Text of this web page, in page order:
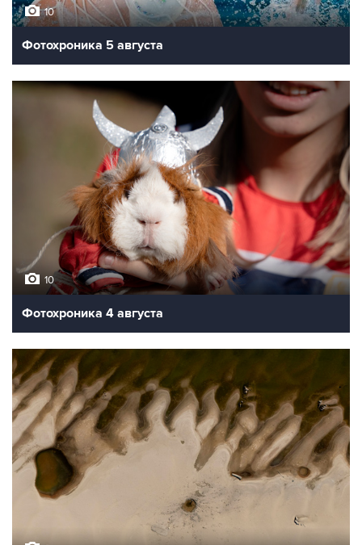
10
Фотохроника 5 августа
10
Фотохроника 4 августа